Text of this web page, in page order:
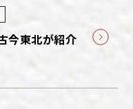
今東北が紹介